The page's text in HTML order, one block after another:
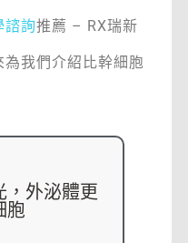
諮詢推薦 – RX瑞新
我們介紹比幹細胞
，外泌體更
胞